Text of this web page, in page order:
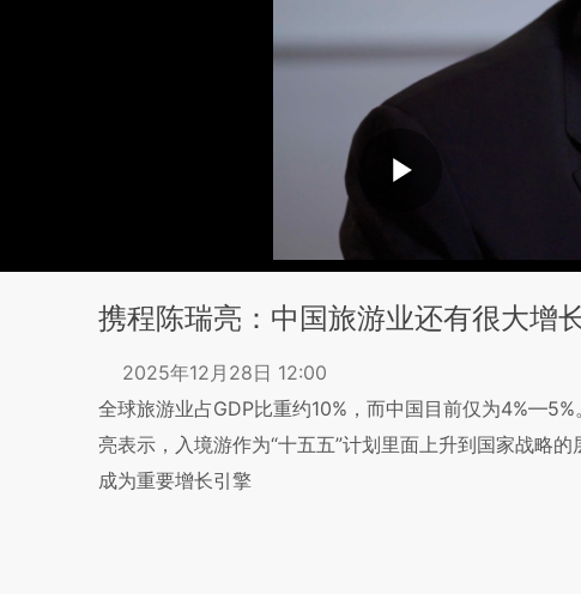
携程陈瑞亮：中国旅游业还有很大增
2025年12月28日 12:00
全球旅游业占GDP比重约10%，而中国目前仅为
亮表示，入境游作为“十五五”计划里面上升到国家战略
成为重要增长引擎